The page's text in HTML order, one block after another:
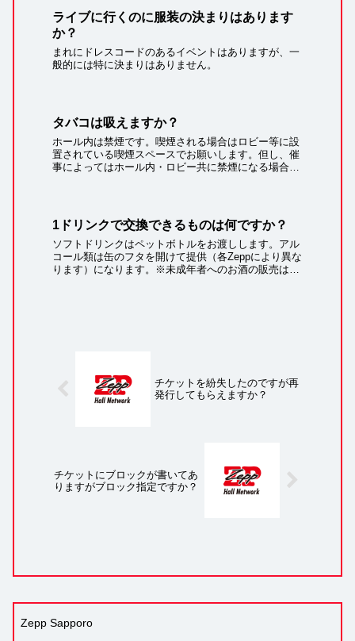
ライブに行くのに服装の決まりはあります
か？
まれにドレスコードのあるイベントはありますが、一
般的には特に決まりはありません。
タバコは吸えますか？
ホール内は禁煙です。喫煙される場合はロビー等に設
置されている喫煙スペースでお願いします。但し、催
事によってはホール内・ロビー共に禁煙になる場合も
1ドリンクで交換できるものは何ですか？
ソフトドリンクはペットボトルをお渡しします。アル
コール類は缶のフタを開けて提供（各Zeppにより異な
ります）になります。※未成年者へのお酒の販売は行
チケットを紛失したのですが再
発行してもらえますか？
チケットにブロックが書いてあ
りますがブロック指定ですか？
Zepp Sapporo